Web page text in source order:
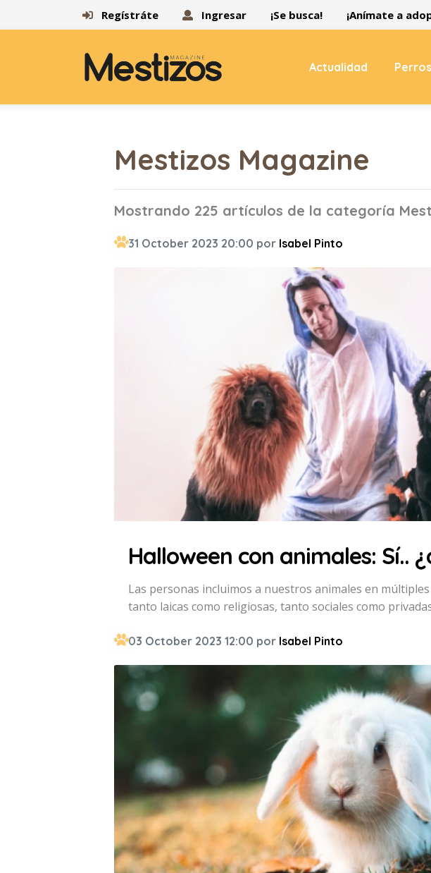
Regístráte Ingresar ¡Se busca! ¡Anímate a
Actualidad
Mestizos Magazine
Mostrando 225 artículos de la categoría
31 October 2023 20:00 por Isabel Pinto
Halloween con animales: Sí..
Las personas incluimos a nuestros animales en
tanto laicas como religiosas, tanto sociales como
03 October 2023 12:00 por Isabel Pinto